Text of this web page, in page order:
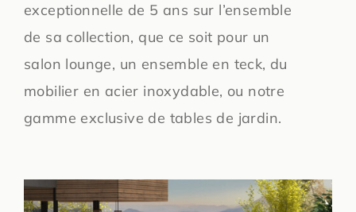
exceptionnelle de 5 ans sur l’ensemble
de sa collection, que ce soit pour un
salon lounge, un ensemble en teck, du
mobilier en acier inoxydable, ou notre
gamme exclusive de tables de jardin.